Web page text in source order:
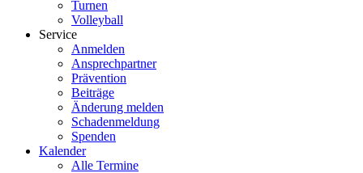
Turnen
Volleyball
Service
Anmelden
Ansprechpartner
Prävention
Beiträge
Änderung melden
Schadenmeldung
Spenden
Kalender
Alle Termine